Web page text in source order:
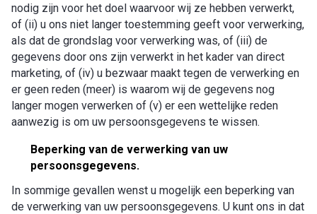
nodig zijn voor het doel waarvoor wij ze hebben verwerkt,
of (ii) u ons niet langer toestemming geeft voor verwerking,
als dat de grondslag voor verwerking was, of (iii) de
gegevens door ons zijn verwerkt in het kader van direct
marketing, of (iv) u bezwaar maakt tegen de verwerking en
er geen reden (meer) is waarom wij de gegevens nog
langer mogen verwerken of (v) er een wettelijke reden
aanwezig is om uw persoonsgegevens te wissen.
Beperking van de verwerking van uw
persoonsgegevens.
In sommige gevallen wenst u mogelijk een beperking van
de verwerking van uw persoonsgegevens. U kunt ons in dat